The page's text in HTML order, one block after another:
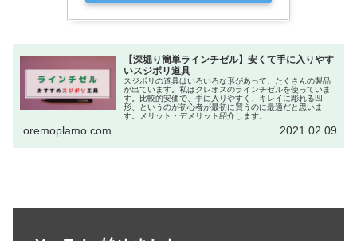
【深堀り簡単ラインチゼル】安くて手に入りやす
いスジボリ道具
スジボリの道具はいろいろな形があって、たくさんの製品
が出ています。私はクレオスのラインチゼルを使っていま
す。比較的安価で、手に入りやすく、キレイに彫れる凹
形、というのが初心者が最初に買うのに最適だと思いま
す。メリット・デメリット紹介します。
oremoplamo.com 2021.02.09